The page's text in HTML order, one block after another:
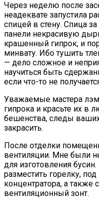
Через неделю после
неадеквате запустила
спицей в стену. Спица
панели некрасивую
крашенный гипрок, и
минвату. Ибо тушить
— дело сложное и
научиться быть
если что-то не
Уважаемые мастера
гипрока и красьте их в
бешенства, следы
закрасить.
После отделки
вентиляции. Мне были
для изготовления
разместить горелку,
концентратора, а также
вентиляционный зонт.